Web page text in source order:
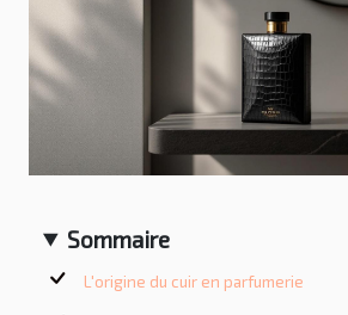
Sommaire
L'origine du cuir en parfumerie